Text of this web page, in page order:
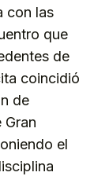
con las
que
de
coincidió
de
el